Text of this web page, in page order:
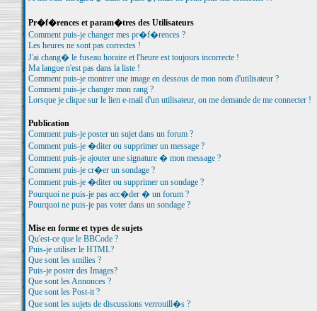
Pr�f�rences et param�tres des Utilisateurs
Comment puis-je changer mes pr�f�rences ?
Les heures ne sont pas correctes !
J'ai chang� le fuseau horaire et l'heure est toujours incorrecte !
Ma langue n'est pas dans la liste !
Comment puis-je montrer une image en dessous de mon nom d'utilisateur ?
Comment puis-je changer mon rang ?
Lorsque je clique sur le lien e-mail d'un utilisateur, on me demande de me connecter !
Publication
Comment puis-je poster un sujet dans un forum ?
Comment puis-je �diter ou supprimer un message ?
Comment puis-je ajouter une signature � mon message ?
Comment puis-je cr�er un sondage ?
Comment puis-je �diter ou supprimer un sondage ?
Pourquoi ne puis-je pas acc�der � un forum ?
Pourquoi ne puis-je pas voter dans un sondage ?
Mise en forme et types de sujets
Qu'est-ce que le BBCode ?
Puis-je utiliser le HTML?
Que sont les smilies ?
Puis-je poster des Images?
Que sont les Annonces ?
Que sont les Post-it ?
Que sont les sujets de discussions verrouill�s ?